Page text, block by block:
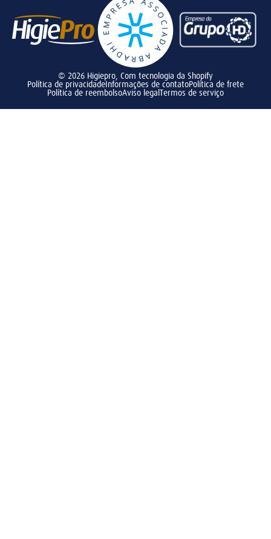
© 2026 Higiepro, Com tecnologia da Shopify
Política de privacidadeInformações de contatoPolítica de frete
Política de reembolsoAviso legal Termos de serviço